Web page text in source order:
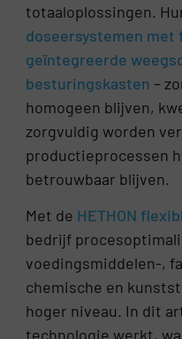
totaaloplossingen.
doseersystemen met
geïntegreerde
besturingskasten –
homogeen blijven,
zorgvuldig worden
productieprocessen
betrouwbaar blijven.
Met de HETHON
bedrijf
voedingsmiddelen-,
chemische en
hoger niveau. In dit
technologie werkt,